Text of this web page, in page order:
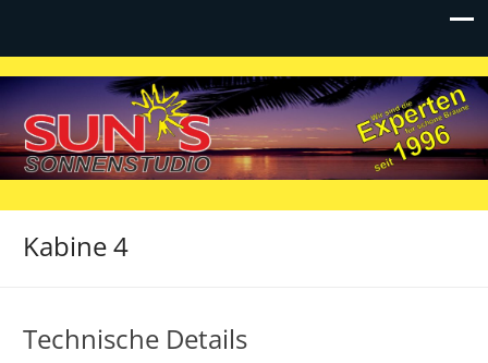
SUN*S Sonnenstudio Horb
Eine weitere WordPress-Website
Kabine 4
Technische Details